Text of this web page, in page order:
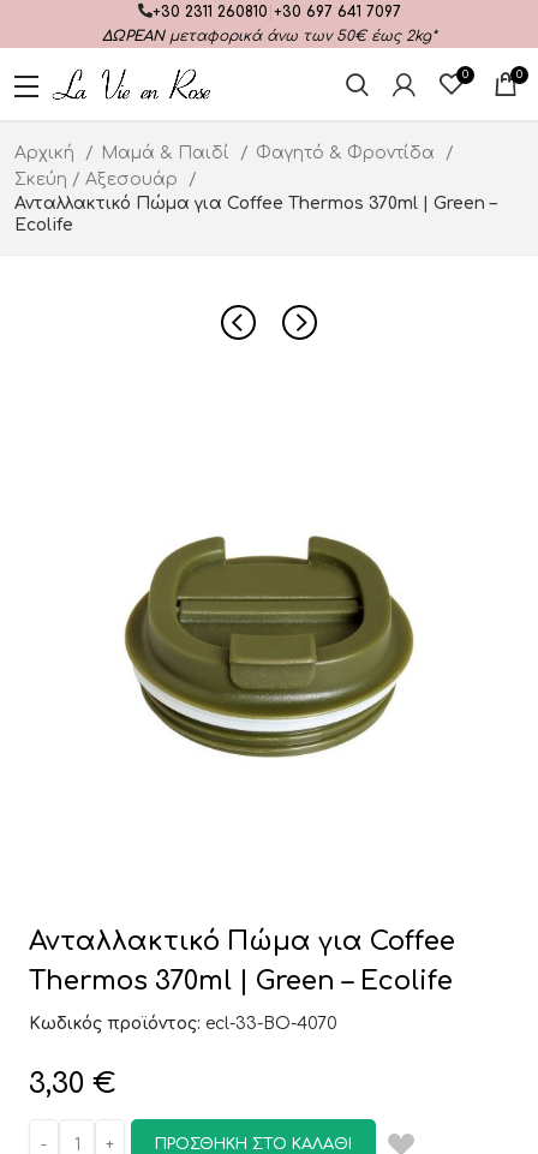
+30 2311 260810 +30 697 641 7097
ΔΩΡΕΑΝμεταφορικά άνω των 50€ έως 2kg*
0 0
Αρχική Μαμά & Παιδί
Φαγητό & Φροντίδα
Σκεύη / Αξεσουάρ
Ανταλλακτικό Πώμα για Coffee Thermos 370ml | Green –
Ecolife
Ανταλλακτικό Πώμα για Coffee
Thermos 370ml | Green – Ecolife
Κωδικός προϊόντος: ecl-33-BO-4070
3,30 €
ΠΡΟΣΘΉΚΗ ΣΤΟ ΚΑΛΆΘΙ